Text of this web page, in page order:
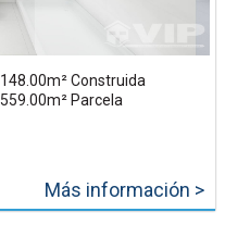
148.00m² Construida
559.00m² Parcela
Más información >